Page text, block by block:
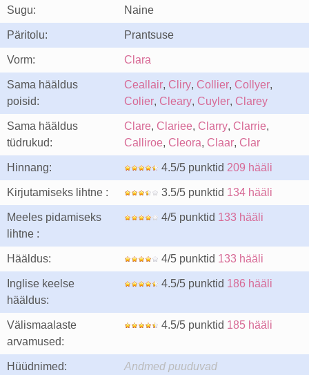
Sugu: Naine
Päritolu: Prantsuse
Vorm: Clara
Sama hääldus
poisid:
Ceallair, Cliry, Collier, Collyer,
Colier, Cleary, Cuyler, Clarey
Sama hääldus
tüdrukud:
Clare, Clariee, Clarry, Clarrie,
Calliroe, Cleora, Claar, Clar
Hinnang: 4.5/5 punktid 209 hääli
Kirjutamiseks lihtne : 3.5/5 punktid 134 hääli
Meeles pidamiseks
lihtne :
4/5 punktid 133 hääli
Hääldus: 4/5 punktid 133 hääli
Inglise keelse
hääldus:
4.5/5 punktid 186 hääli
Välismaalaste
arvamused:
4.5/5 punktid 185 hääli
Hüüdnimed: Andmed puuduvad